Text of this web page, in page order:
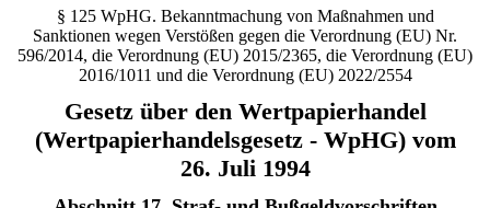
§ 125 WpHG. Bekanntmachung von Maßnahmen und
Sanktionen wegen Verstößen gegen die Verordnung (EU) Nr.
596/2014, die Verordnung (EU) 2015/2365, die Verordnung (EU)
2016/1011 und die Verordnung (EU) 2022/2554
Gesetz über den Wertpapierhandel
(Wertpapierhandelsgesetz - WpHG) vom
26. Juli 1994